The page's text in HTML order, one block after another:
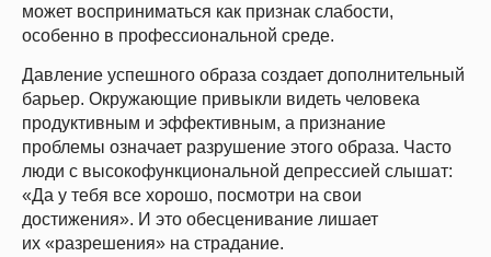
может восприниматься как признак слабости,
особенно в профессиональной среде.
Давление успешного образа создает дополнительный
барьер. Окружающие привыкли видеть человека
продуктивным и эффективным, а признание
проблемы означает разрушение этого образа. Часто
люди с высокофункциональной депрессией слышат:
«Да у тебя все хорошо, посмотри на свои
достижения». И это обесценивание лишает
их «разрешения» на страдание.